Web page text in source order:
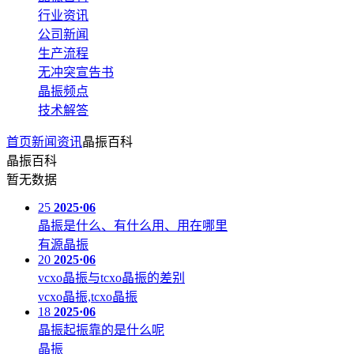
行业资讯
公司新闻
生产流程
无冲突宣告书
晶振频点
技术解答
首页新闻资讯晶振百科
晶振百科
暂无数据
25 2025·06
晶振是什么、有什么用、用在哪里
有源晶振
20 2025·06
vcxo晶振与tcxo晶振的差别
vcxo晶振,tcxo晶振
18 2025·06
晶振起振靠的是什么呢
晶振